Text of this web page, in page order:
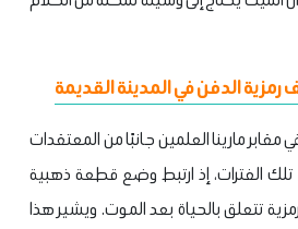
الدفن في المدينة القديمة
مارينا العلمين جانبًا من المعتقدات
تلك الفترات، إذ ارتبط وضع قطعة ذهبية
تتعلق بالحياة بعد الموت. ويشير هذا